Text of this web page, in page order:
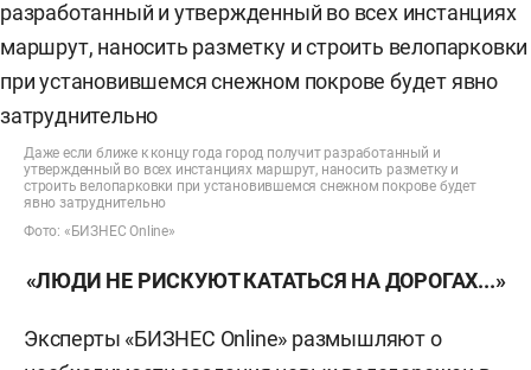
Даже если ближе к концу года город получит разработанный и
утвержденный во всех инстанциях маршрут, наносить разметку и
строить велопарковки при установившемся снежном покрове будет
явно затруднительно
Фото: «БИЗНЕС Online»
«ЛЮДИ НЕ РИСКУЮТ КАТАТЬСЯ НА ДОРОГАХ...»
Эксперты «БИЗНЕС Online» размышляют о